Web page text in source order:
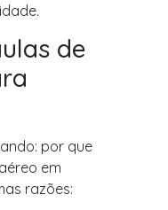
de
por que
em
razões: